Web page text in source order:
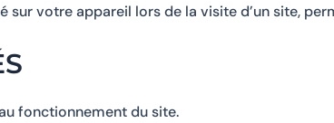
sur votre appareil lors de la visite d’un site,
fonctionnement du site.